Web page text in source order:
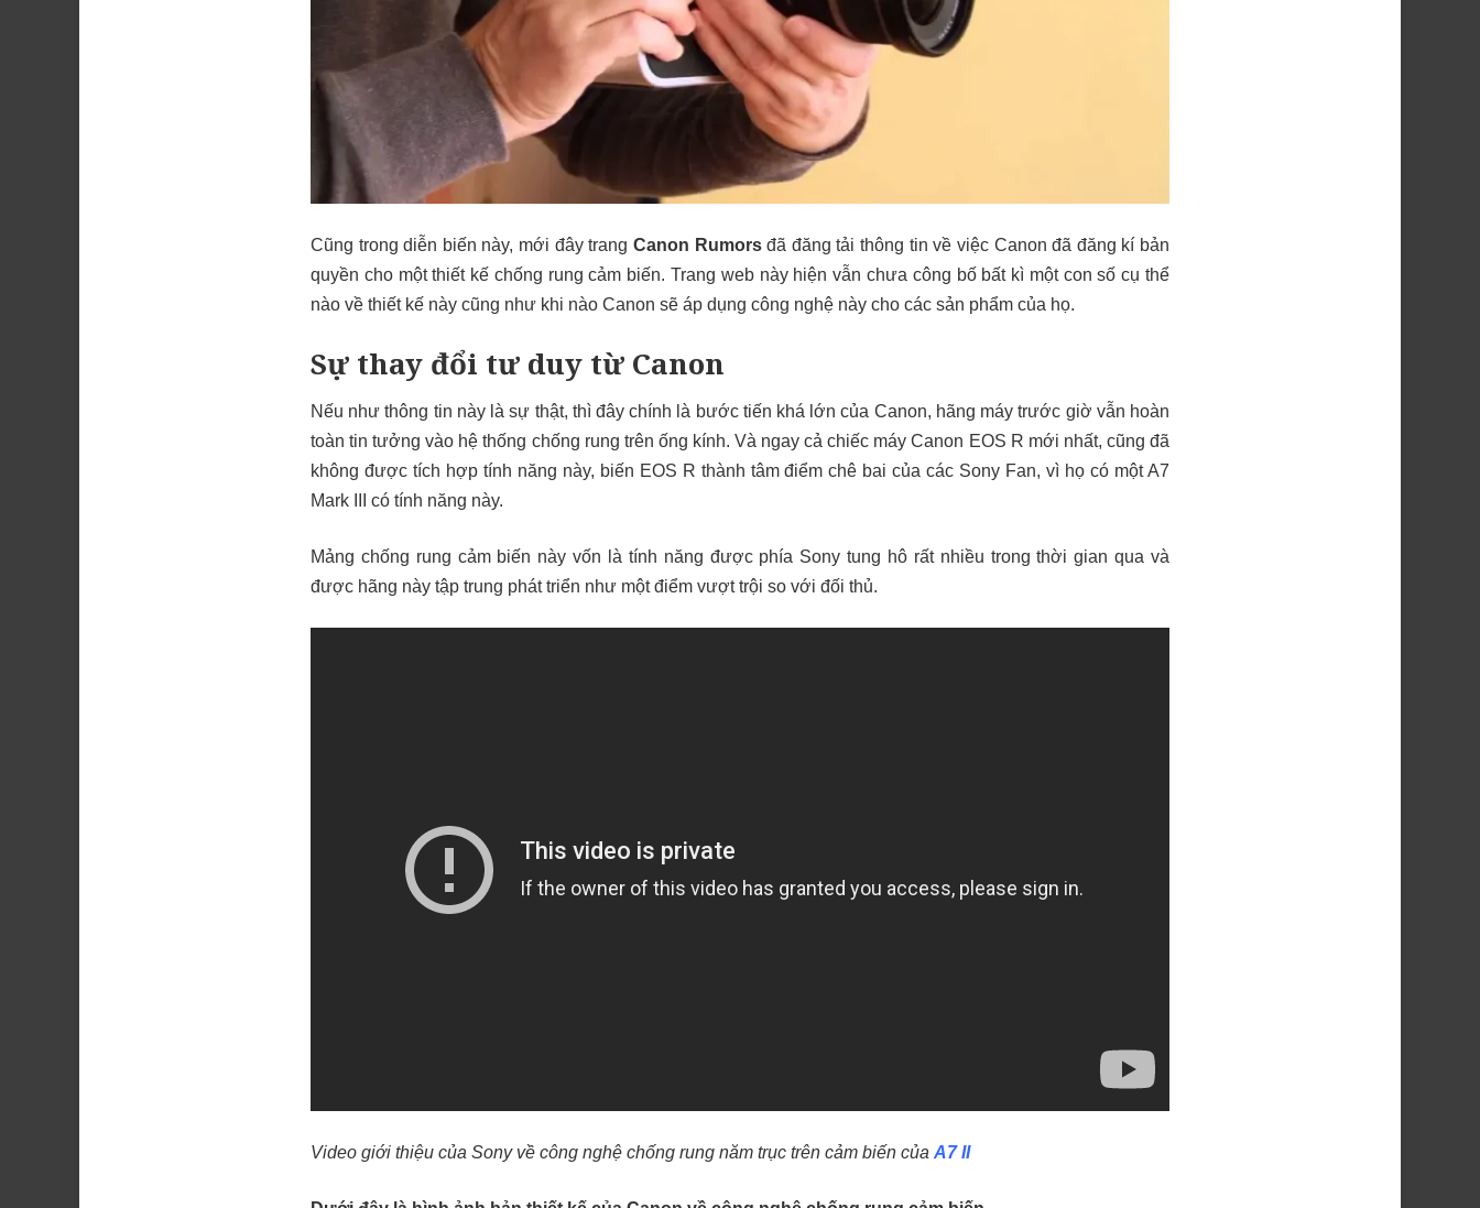
Cũng trong diễn biến này, mới đây trang Canon Rumorsđã đăng tải thông tin về việc Canon đã đăng kí bản
quyền cho một thiết kế chống rung cảm biến. Trang web này hiện vẫn chưa công bố bất kì một con số cụ thể
nào về thiết kế này cũng như khi nào Canon sẽ áp dụng công nghệ này cho các sản phẩm của họ.
Sự thay đổi tư duy từ Canon
Nếu như thông tin này là sự thật, thì đây chính là bước tiến khá lớn của Canon, hãng máy trước giờ vẫn hoàn
toàn tin tưởng vào hệ thống chống rung trên ống kính. Và ngay cả chiếc máy Canon EOS R mới nhất, cũng đã
không được tích hợp tính năng này, biến EOS R thành tâm điểm chê bai của các Sony Fan, vì họ có một A7
Mark III có tính năng này.
Mảng chống rung cảm biến nàyvốn là tính năng được phía Sony tung hô rất nhiều trong thời gian qua và
được hãng này tập trung phát triển như một điểm vượt trội so với đối thủ.
Video giới thiệu của Sony về công nghệ chống rung năm trục trên cảm biến của A7 II